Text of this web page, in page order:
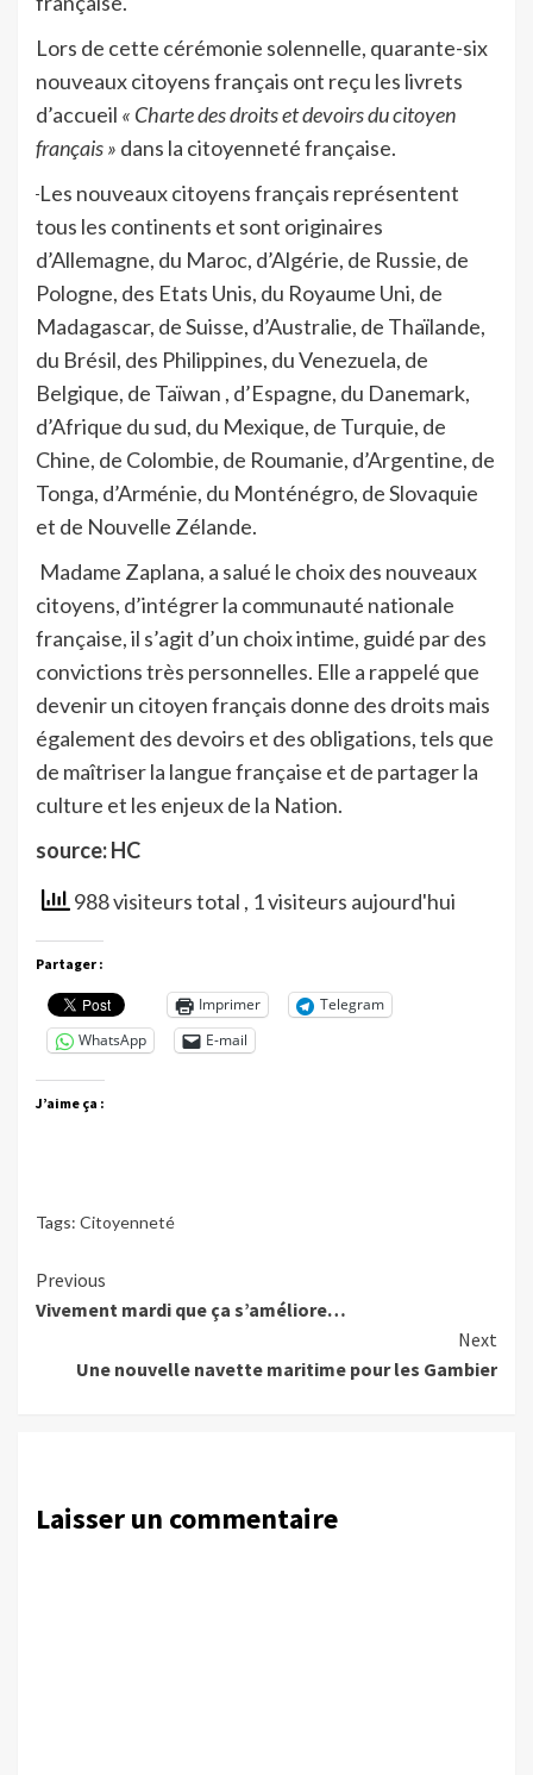
Lors de cette cérémonie solennelle, quarante-six
nouveaux citoyens français ont reçu les livrets
d’accueil « Charte des droits et devoirs du citoyen
français » dans la citoyenneté française.
Les nouveaux citoyens français représentent
tous les continents et sont originaires
d’Allemagne, du Maroc, d’Algérie, de Russie, de
Pologne, des Etats Unis, du Royaume Uni, de
Madagascar, de Suisse, d’Australie, de Thaïlande,
du Brésil, des Philippines, du Venezuela, de
Belgique, de Taïwan , d’Espagne, du Danemark,
d’Afrique du sud, du Mexique, de Turquie, de
Chine, de Colombie, de Roumanie, d’Argentine, de
Tonga, d’Arménie, du Monténégro, de Slovaquie
et de Nouvelle Zélande.
Madame Zaplana, a salué le choix des nouveaux
citoyens, d’intégrer la communauté nationale
française, il s’agit d’un choix intime, guidé par des
convictions très personnelles. Elle a rappelé que
devenir un citoyen français donne des droits mais
également des devoirs et des obligations, tels que
de maîtriser la langue française et de partager la
culture et les enjeux de la Nation.
source: HC
988 visiteurs total , 1 visiteurs aujourd'hui
Partager :
Imprimer
Telegram
WhatsApp
E-mail
J’aime ça :
Tags: Citoyenneté
Continue
Reading
Previous
Vivement mardi que ça s’améliore…
Next
Une nouvelle navette maritime pour les Gambier
Laisser un commentaire